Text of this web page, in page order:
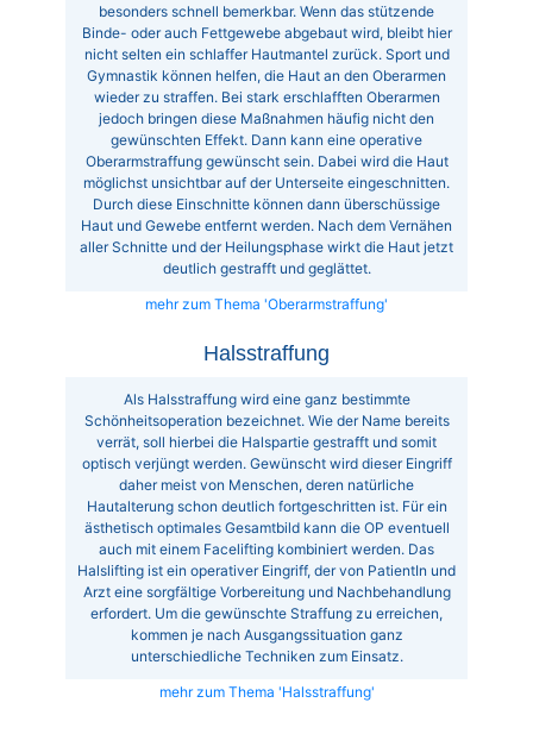
besonders schnell bemerkbar. Wenn das stützende
Binde- oder auch Fettgewebe abgebaut wird, bleibt hier
nicht selten ein schlaffer Hautmantel zurück. Sport und
Gymnastik können helfen, die Haut an den Oberarmen
wieder zu straffen. Bei stark erschlafften Oberarmen
jedoch bringen diese Maßnahmen häufig nicht den
gewünschten Effekt. Dann kann eine operative
Oberarmstraffung gewünscht sein. Dabei wird die Haut
möglichst unsichtbar auf der Unterseite eingeschnitten.
Durch diese Einschnitte können dann überschüssige
Haut und Gewebe entfernt werden. Nach dem Vernähen
aller Schnitte und der Heilungsphase wirkt die Haut jetzt
deutlich gestrafft und geglättet.
mehr zum Thema 'Oberarmstraffung'
Halsstraffung
Als Halsstraffung wird eine ganz bestimmte
Schönheitsoperation bezeichnet. Wie der Name bereits
verrät, soll hierbei die Halspartie gestrafft und somit
optisch verjüngt werden. Gewünscht wird dieser Eingriff
daher meist von Menschen, deren natürliche
Hautalterung schon deutlich fortgeschritten ist. Für ein
ästhetisch optimales Gesamtbild kann die OP eventuell
auch mit einem Facelifting kombiniert werden. Das
Halslifting ist ein operativer Eingriff, der von PatientIn und
Arzt eine sorgfältige Vorbereitung und Nachbehandlung
erfordert. Um die gewünschte Straffung zu erreichen,
kommen je nach Ausgangssituation ganz
unterschiedliche Techniken zum Einsatz.
mehr zum Thema 'Halsstraffung'